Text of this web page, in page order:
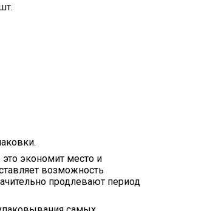
это экономит место и
возможность
продлевают период